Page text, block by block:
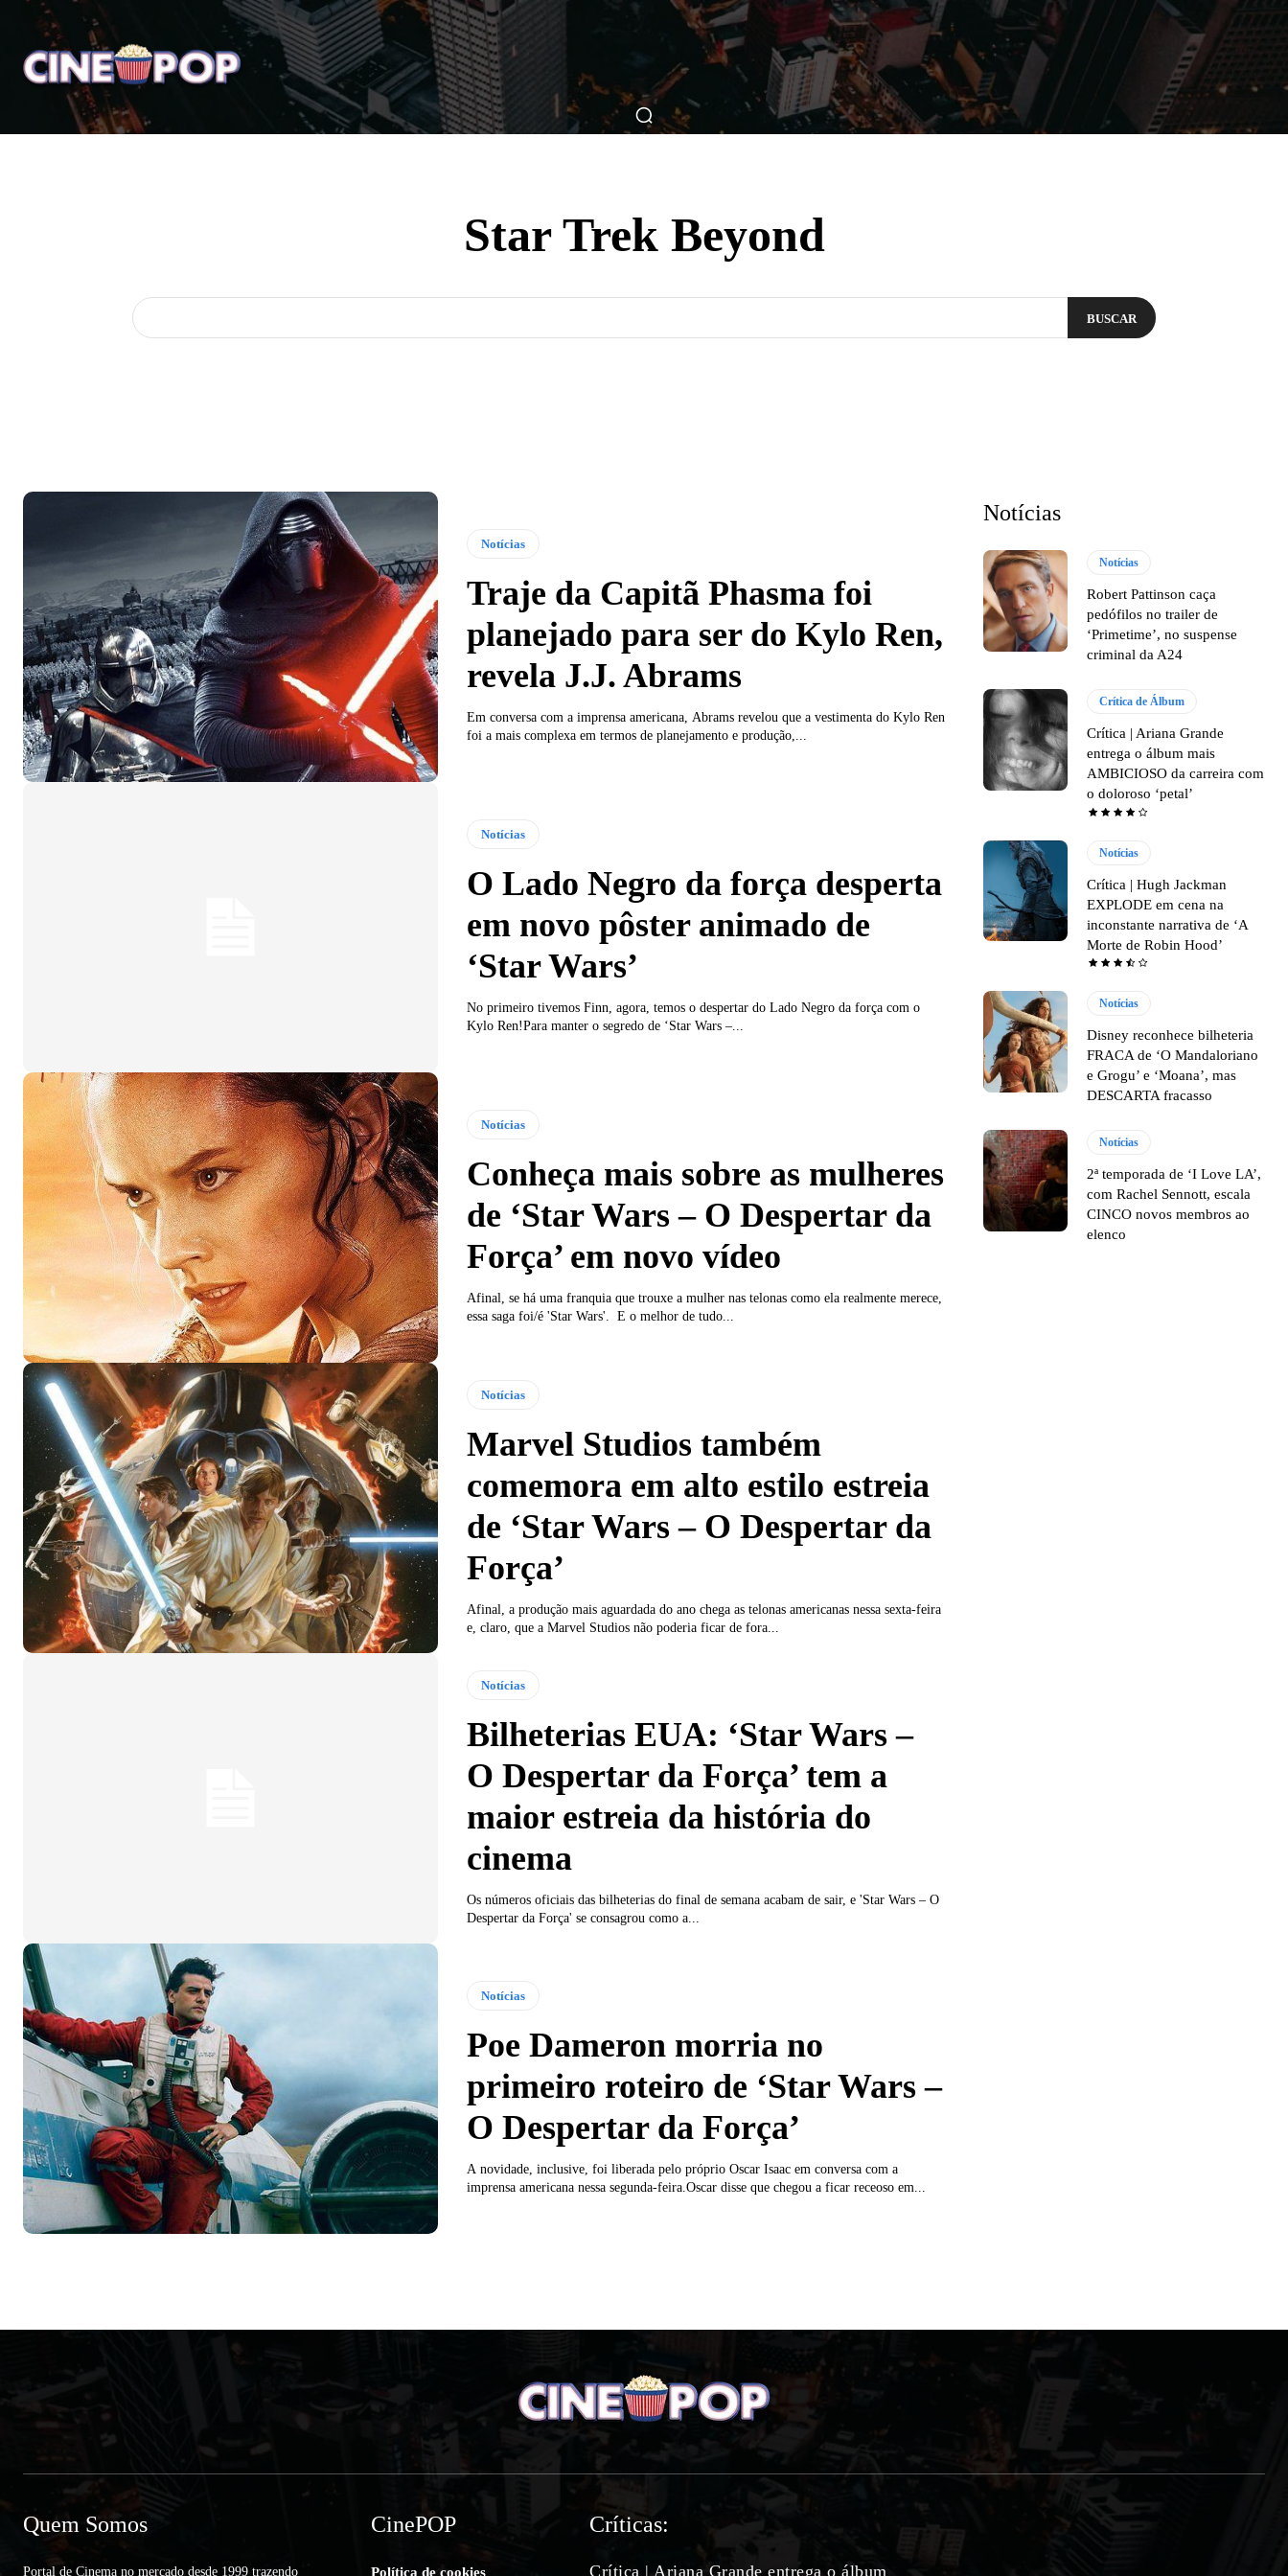
Home Notícias Críticas Breve Nos Cinemas Matérias Nos Cinemas Filmes Séries Música Gênero
Star Trek Beyond
BUSCAR
Notícias
Traje da Capitã Phasma foi
planejado para ser do Kylo Ren,
revela J.J. Abrams
Em conversa com a imprensa americana, Abrams revelou que a vestimenta do Kylo Ren
foi a mais complexa em termos de planejamento e produção,...
Notícias
O Lado Negro da força desperta
em novo pôster animado de
‘Star Wars’
No primeiro tivemos Finn, agora, temos o despertar do Lado Negro da força com o
Kylo Ren!Para manter o segredo de ‘Star Wars –...
Notícias
Conheça mais sobre as mulheres
de ‘Star Wars – O Despertar da
Força’ em novo vídeo
Afinal, se há uma franquia que trouxe a mulher nas telonas como ela realmente merece,
essa saga foi/é 'Star Wars'. E o melhor de tudo...
Notícias
Marvel Studios também
comemora em alto estilo estreia
de ‘Star Wars – O Despertar da
Força’
Afinal, a produção mais aguardada do ano chega as telonas americanas nessa sexta-feira
e, claro, que a Marvel Studios não poderia ficar de fora...
Notícias
Bilheterias EUA: ‘Star Wars –
O Despertar da Força’ tem a
maior estreia da história do
cinema
Os números oficiais das bilheterias do final de semana acabam de sair, e 'Star Wars – O
Despertar da Força' se consagrou como a...
Notícias
Poe Dameron morria no
primeiro roteiro de ‘Star Wars –
O Despertar da Força’
A novidade, inclusive, foi liberada pelo próprio Oscar Isaac em conversa com a
imprensa americana nessa segunda-feira.Oscar disse que chegou a ficar receoso em...
Notícias
Notícias
Robert Pattinson caça
pedófilos no trailer de
‘Primetime’, no suspense
criminal da A24
Crítica de Álbum
Crítica | Ariana Grande
entrega o álbum mais
AMBICIOSO da carreira com
o doloroso ‘petal’
Notícias
Crítica | Hugh Jackman
EXPLODE em cena na
inconstante narrativa de ‘A
Morte de Robin Hood’
Notícias
Disney reconhece bilheteria
FRACA de ‘O Mandaloriano
e Grogu’ e ‘Moana’, mas
DESCARTA fracasso
Notícias
2ª temporada de ‘I Love LA’,
com Rachel Sennott, escala
CINCO novos membros ao
elenco
Quem Somos
Portal de Cinema no mercado desde 1999 trazendo
CinePOP
Política de cookies
Críticas:
Crítica | Ariana Grande entrega o álbum